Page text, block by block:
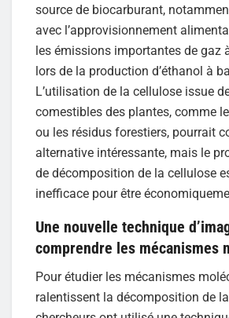
source de biocarburant,
avec l’approvisionnement
les émissions importantes de gaz
lors de la production d’éthanol à
L’utilisation de la cellulose issue
comestibles des plantes, comme
ou les résidus forestiers, pourrait
alternative intéressante, mais le
de décomposition de la cellulose
inefficace pour être
Une nouvelle technique
comprendre les mécanismes
Pour étudier les mécanismes
ralentissent la décomposition de